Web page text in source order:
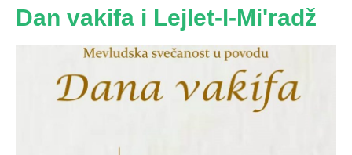
Dan vakifa i Lejlet-l-Mi'radž